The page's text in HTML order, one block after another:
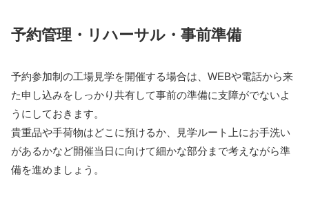
予約管理・リハーサル・事前準備
予約参加制の工場見学を開催する場合は、WEBや電話から来
た申し込みをしっかり共有して事前の準備に支障がでないよ
うにしておきます。
貴重品や手荷物はどこに預けるか、見学ルート上にお手洗い
があるかなど開催当日に向けて細かな部分まで考えながら準
備を進めましょう。